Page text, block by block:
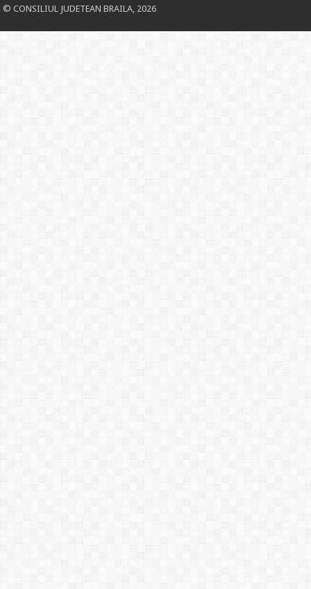
© CONSILIUL JUDETEAN BRAILA, 2026